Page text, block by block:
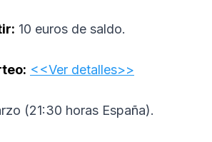
10 euros de saldo.
<<Ver detalles>>
(21:30 horas España).